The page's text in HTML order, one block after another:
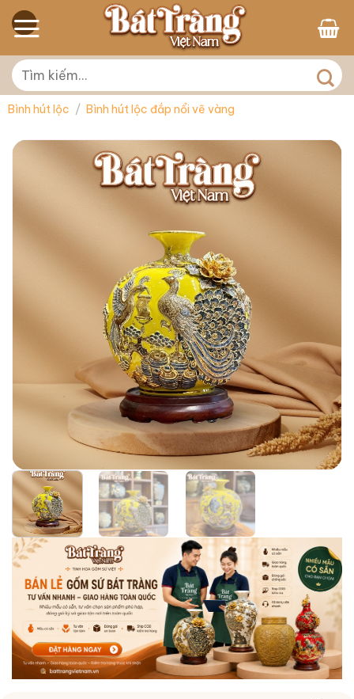
Skip
to
Tìm
kiếm:
Bình hút lộc / Bình hút lộc đắp nổi vẽ vàng